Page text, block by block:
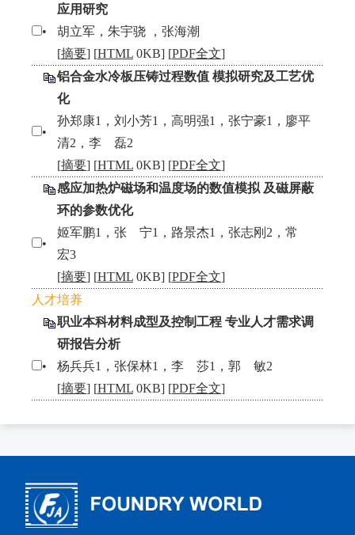
应用研究
•
胡立军，朱宇骁 ，张海潮
[摘要] [HTML 0KB] [PDF全文]
铝合金水冷板压铸过程数值 模拟研究及工艺优
化
•
孙郑康1，刘小芳1，高明强1，张宁豪1，廖平
清2，李 磊2
[摘要] [HTML 0KB] [PDF全文]
感应加热炉磁场和温度场的数值模拟 及磁屏蔽
环的参数优化
•
姬军鹏1，张 宁1，路景杰1，张志刚2，常
宏3
[摘要] [HTML 0KB] [PDF全文]
人才培养
职业本科材料成型及控制工程 专业人才需求调
研报告分析
•
杨兵兵1，张保林1，李 莎1，郭 敏2
[摘要] [HTML 0KB] [PDF全文]